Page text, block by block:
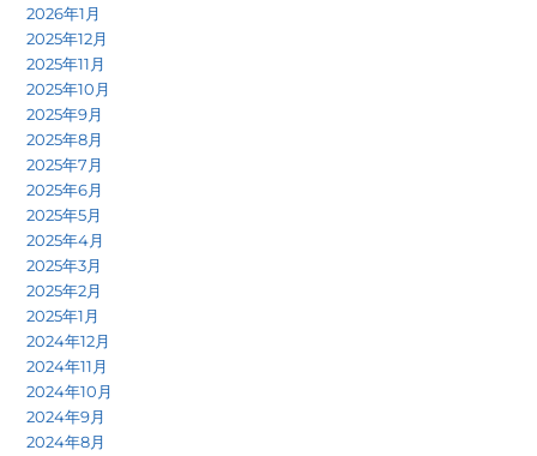
2026年1月
2025年12月
2025年11月
2025年10月
2025年9月
2025年8月
2025年7月
2025年6月
2025年5月
2025年4月
2025年3月
2025年2月
2025年1月
2024年12月
2024年11月
2024年10月
2024年9月
2024年8月